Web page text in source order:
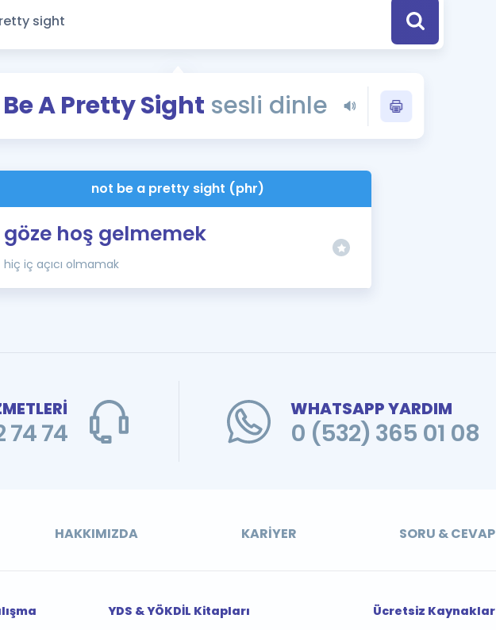
Eğitim ve Kitaplara Özel Fırsatlar
YDS - YÖKDİL Tüm Sınavlarla İlgili Haberler
İngilizce Gramer ve Konu Anlatımı
A Pretty Sight sesli dinle
not be a pretty sight (phr)
göze hoş gelmemek
hiç iç açıcı olmamak
74
WHATSAPP YARDIM
0 (532) 365 01 08
HAKKIMIZDA KARIYER SORU & CEVAP
YDS & YÖKDİL Kitapları
Ücretsiz Kaynaklar